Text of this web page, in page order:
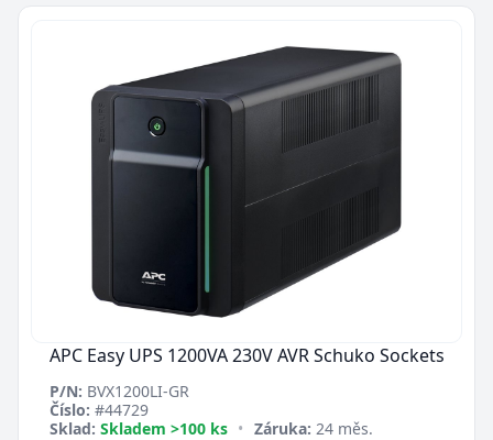
APC Easy UPS 1200VA 230V AVR Schuko Sockets
P/N: BVX1200LI-GR
Číslo: #44729
Sklad: Skladem >100 ks • Záruka: 24 měs.